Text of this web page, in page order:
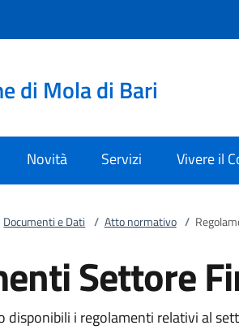
di Mola di Bari
Novità Servizi Vivere il
Documenti e Dati / Atto normativo /
Settore
disponibili i regolamenti relativi al